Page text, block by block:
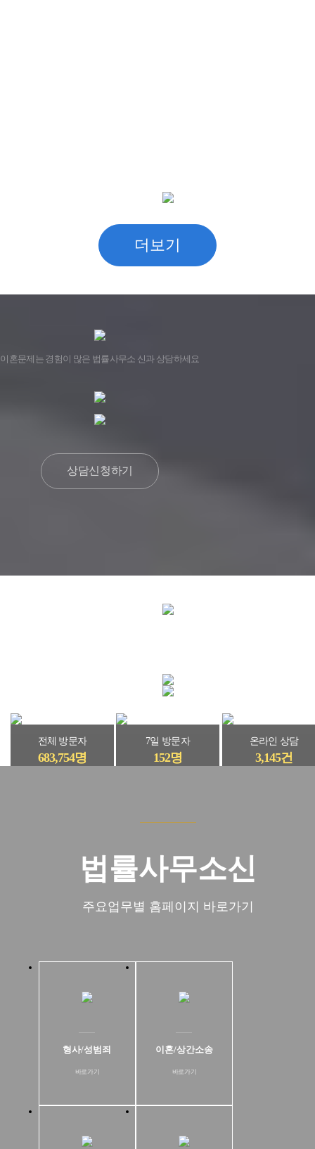
더보기
이혼문제는 경험이 많은 법률사무소 신과 상담하세요
상담신청하기
전체 방문자
683,754명
7일 방문자
152명
온라인 상담
3,145건
법률사무소신
주요업무별 홈페이지 바로가기
형사/성범죄
바로가기
이혼/상간소송
바로가기